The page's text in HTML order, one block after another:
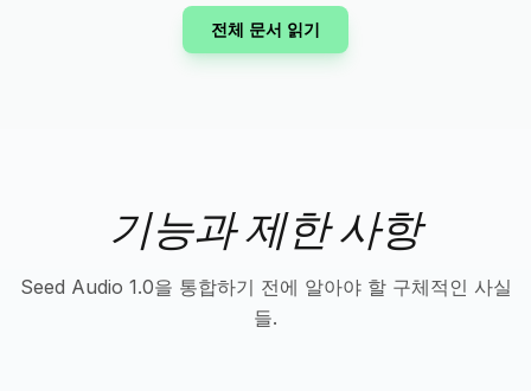
전체 문서 읽기
기능과 제한 사항
Seed Audio 1.0을 통합하기 전에 알아야 할 구체적인 사실
들.